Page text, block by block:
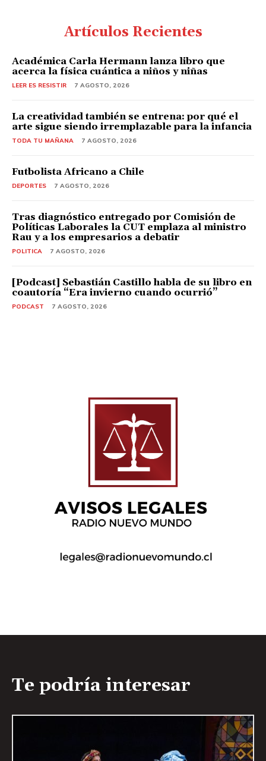
Artículos Recientes
Académica Carla Hermann lanza libro que
acerca la física cuántica a niños y niñas
LEER ES RESISTIR 7 AGOSTO, 2026
La creatividad también se entrena: por qué el
arte sigue siendo irremplazable para la infancia
TODA TU MAÑANA 7 AGOSTO, 2026
Futbolista Africano a Chile
DEPORTES 7 AGOSTO, 2026
Tras diagnóstico entregado por Comisión de
Políticas Laborales la CUT emplaza al ministro
Rau y a los empresarios a debatir
POLITICA 7 AGOSTO, 2026
[Podcast] Sebastián Castillo habla de su libro en
coautoría “Era invierno cuando ocurrió”
PODCAST 7 AGOSTO, 2026
Te podría interesar